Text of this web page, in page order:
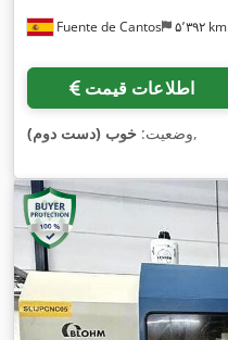
Fuente de Cantos ۵٬۳۹۲ km
اطلاعات قیمت
وضعیت: خوب (دست دوم) ,